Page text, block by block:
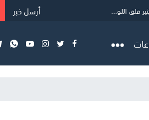
قلق اللو...
حاد في الط... أرسل خبر